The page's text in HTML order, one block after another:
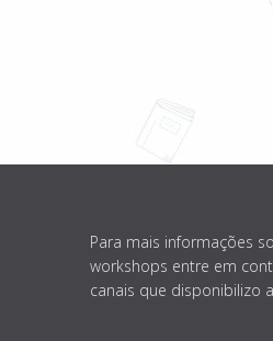
Para mais informações
workshops entre em
canais que disponibilizo